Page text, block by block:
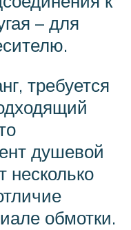
– для
требуется
душевой
несколько
обмотки.